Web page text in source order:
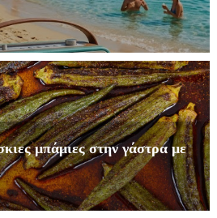
μπάμιες στην γάστρα με